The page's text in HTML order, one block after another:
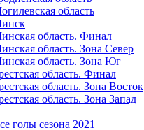
область
область. Финал
область. Зона Север
область. Зона Юг
область. Финал
область. Зона Восток
область. Зона Запад
голы сезона 2021